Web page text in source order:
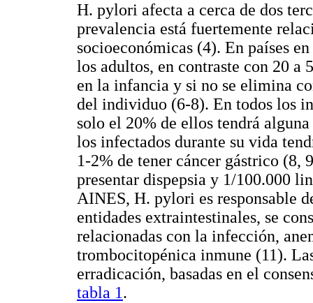
H. pylori afecta a cerca de dos
prevalencia está fuertemente
socioeconómicas (4). En países
los adultos, en contraste con 20 a
en la infancia y si no se elimina
del individuo (6-8). En todos los
solo el 20% de ellos tendrá
los infectados durante su vida
1-2% de tener cáncer gástrico (8,
presentar dispepsia y 1/100.000
AINES, H. pylori es responsable
entidades extraintestinales, se
relacionadas con la infección,
trombocitopénica inmune (11).
erradicación, basadas en el
tabla 1.